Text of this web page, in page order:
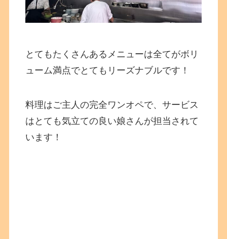
とてもたくさんあるメニューは全てがボリ
ューム満点でとてもリーズナブルです！
料理はご主人の完全ワンオペで、サービス
はとても気立ての良い娘さんが担当されて
います！